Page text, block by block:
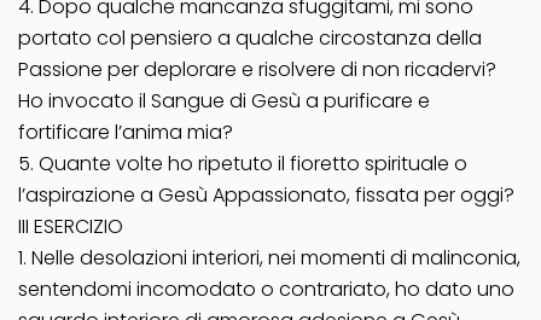
4. Dopo qualche mancanza sfuggitami, mi sono
portato col pensiero a qualche circostanza della
Passione per deplorare e risolvere di non ricadervi?
Ho invocato il Sangue di Gesù a purificare e
fortificare l’anima mia?
5. Quante volte ho ripetuto il fioretto spirituale o
l’aspirazione a Gesù Appassionato, fissata per oggi?
III ESERCIZIO
1. Nelle desolazioni interiori, nei momenti di malinconia,
sentendomi incomodato o contrariato, ho dato uno